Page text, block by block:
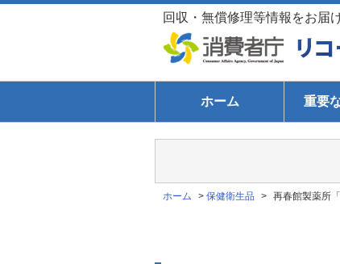
回収・無償修理等情報をお届
ホーム 重要
ホーム > 保健衛生品 > 再春館製薬所